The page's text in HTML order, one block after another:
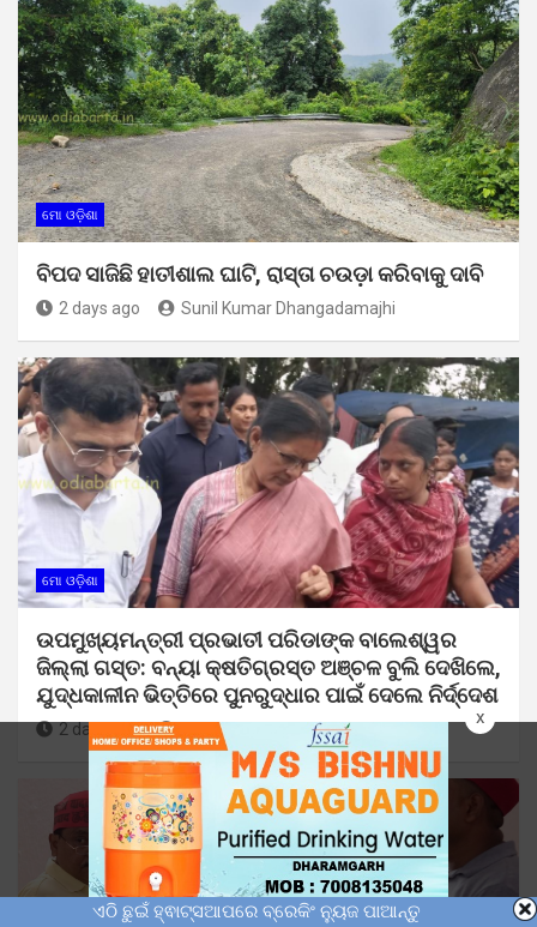
x
ମୋ ଓଡ଼ିଶା
ବିପଦ ସାଜିଛି ହାତୀଶାଲ ଘାଟି, ରାସ୍ତା ଚଉଡ଼ା କରିବାକୁ ଦାବି
2 days ago Sunil Kumar Dhangadamajhi
ମୋ ଓଡ଼ିଶା
ଉପମୁଖ୍ୟମନ୍ତ୍ରୀ ପ୍ରଭାତୀ ପରିଡାଙ୍କ ବାଲେଶ୍ୱର
ଜିଲ୍ଲା ଗସ୍ତ: ବନ୍ୟା କ୍ଷତିଗ୍ରସ୍ତ ଅଞ୍ଚଳ ବୁଲି ଦେଖିଲେ,
ଯୁଦ୍ଧକାଳୀନ ଭିତ୍ତିରେ ପୁନରୁଦ୍ଧାର ପାଇଁ ଦେଲେ ନିର୍ଦ୍ଦେଶ
2 days ago Sunil Kumar Dhangadamajhi
ଏଠି ଛୁଇଁ ହ୍ଵାଟ୍ସଆପରେ ବ୍ରେକିଂ ନ୍ୟୁଜ ପାଆନ୍ତୁ